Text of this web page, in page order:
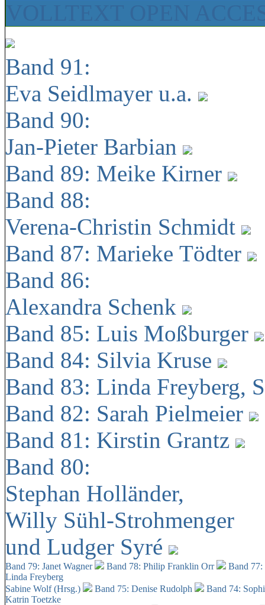
Band 91:
Eva Seidlmayer u.a.
Band 90:
Jan-Pieter Barbian
Band 89: Meike Kirner
Band 88:
Verena-Christin Schmidt
Band 87: Marieke Tödter
Band 86:
Alexandra Schenk
Band 85: Luis Moßburger
Band 84: Silvia Kruse
Band 83: Linda Freyberg,
Band 82: Sarah Pielmeier
Band 81: Kirstin Grantz
Band 80:
Stephan Holländer,
Willy Sühl-Strohmenger
und Ludger Syré
Band 79: Janet Wagner Band 78: Philip Franklin Orr
Band
Linda Freyberg
Sabine Wolf (Hrsg.)
Band 75: Denise Rudolph
Band 74:
Katrin Toetzke